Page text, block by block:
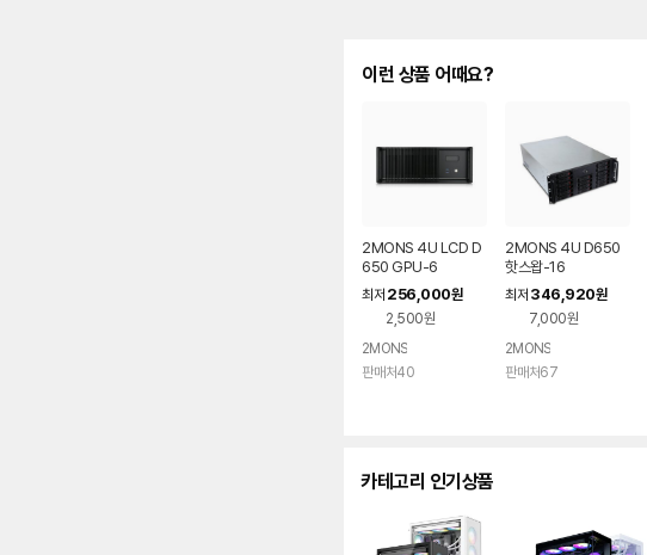
이런 상품 어때요?
2MONS 4U LCD D
650 GPU-6
최저 256,000원
2,500원
2MONS
판매처40
2MONS 4U D650
핫스왑-16
최저 346,920원
7,000원
2MONS
판매처67
카테고리 인기상품